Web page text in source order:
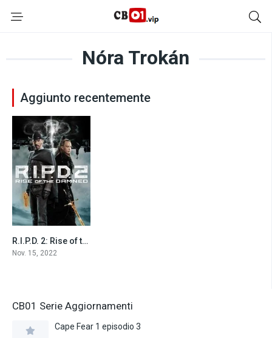
Nóra Trokán
Aggiunto recentemente
4.5R.I.P.D. 2: Rise of the Damned (2022)
Nov. 15, 2022
CB01 Serie Aggiornamenti
Cape Fear 1 episodio 3